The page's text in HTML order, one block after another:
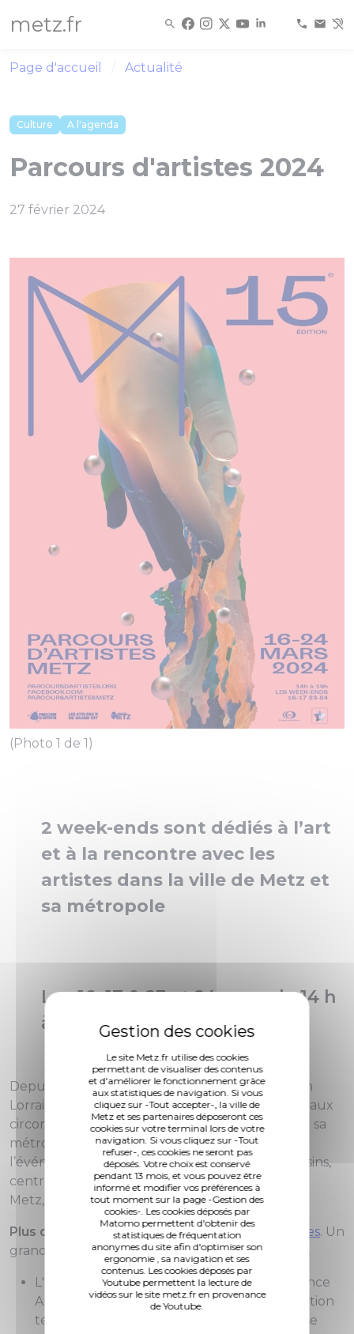
Le site Metz.fr utilise des cookies
permettant de visualiser des contenus
et d'améliorer le fonctionnement grâce
aux statistiques de navigation. Si vous
cliquez sur -Tout accepter-, la ville de
Metz et ses partenaires déposeront ces
cookies sur votre terminal lors de votre
navigation. Si vous cliquez sur -Tout
refuser-, ces cookies ne seront pas
déposés. Votre choix est conservé
pendant 13 mois, et vous pouvez être
informé et modifier vos préférences à
tout moment sur la page -Gestion des
cookies-. Les cookies déposés par
Matomo permettent d'obtenir des
statistiques de fréquentation
anonymes du site afin d'optimiser son
ergonomie , sa navigation et ses
contenus. Les cookies déposés par
Youtube permettent la lecture de
vidéos sur le site metz.fr en provenance
de Youtube.
metz.fr
Page d'accueil Actualité
Culture A l'agenda
Parcours d'artistes 2024
27 février 2024
(Photo 1 de 1)
2 week-ends sont dédiés à l’art
et à la rencontre avec les
artistes dans la ville de Metz et
sa métropole
Les 16, 17 & 23 et 24 mars de 14 h
à 19 h.
Depuis 14 ans, l’association Parcours d’artistes en
Lorraine organise cet événement en l’adaptant aux
circonstances et au développement de Metz et sa
métropole. Privilégiant les ateliers d’artistes,
l’événement regroupe aussi des galeries, magasins,
centres d’arts, et, grâce au soutien de la ville de
Metz, des lieux patrimoniaux.
Plus de 30 lieuxfont partie deParcours d'artistes. Un
grand nombre d'ateliers sont ouverts au public.
L' église des Trinitaires accueillera en résidence
Aurélien Finance qui proposera une installation
textile en lien avec la restitution d’une classe